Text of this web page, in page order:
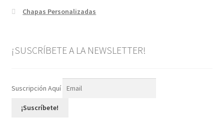
Chapas Personalizadas
¡SUSCRÍBETE A LA NEWSLETTER!
Suscripción Aquí
¡Suscríbete!